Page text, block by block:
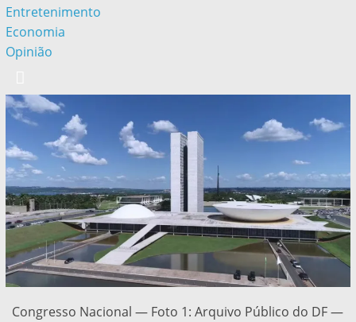
Entretenimento
Economia
Opinião
Congresso Nacional — Foto 1: Arquivo Público do DF —